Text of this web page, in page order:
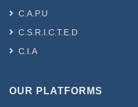
C.A.P.U
C.S.R.I.C.T.E.D
C.I.A
OUR PLATFORMS